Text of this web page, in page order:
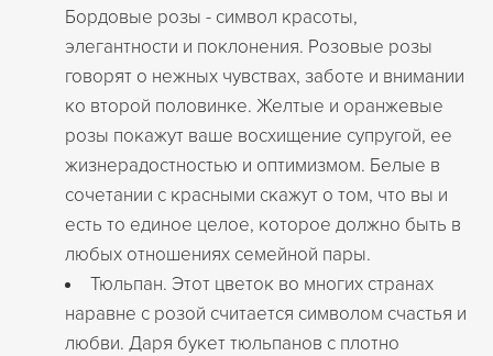
Бордовые розы - символ красоты,
элегантности и поклонения. Розовые розы
говорят о нежных чувствах, заботе и внимании
ко второй половинке. Желтые и оранжевые
розы покажут ваше восхищение супругой, ее
жизнерадостностью и оптимизмом. Белые в
сочетании с красными скажут о том, что вы и
есть то единое целое, которое должно быть в
любых отношениях семейной пары.
Тюльпан. Этот цветок во многих странах
наравне с розой считается символом счастья и
любви. Даря букет тюльпанов с плотно